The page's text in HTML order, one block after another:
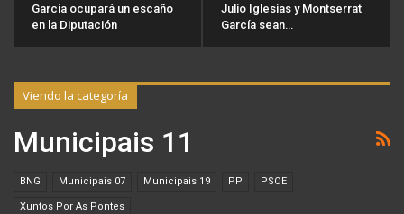
García ocupará un escaño
en la Diputación
Julio Iglesias y Montserrat
García sean…
Viendo la categoría
Municipais 11
BNG Municipais 07 Municipais 19 PP PSOE
Xuntos Por As Pontes